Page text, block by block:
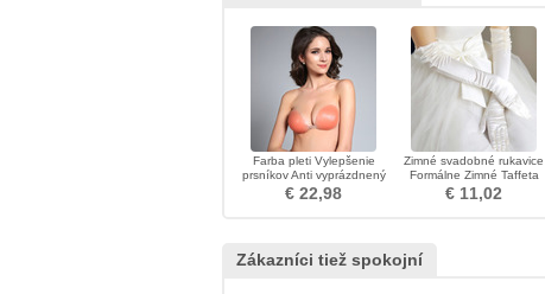
Farba pleti Vylepšenie
prsníkov Anti vyprázdnený
zozbieraný Stealth
Neviditeľná podprsenka
€ 22,98
Zimné svadobné rukavice
Formálne Zimné Taffeta
Izba
€ 11,02
Zákazníci tiež spokojní